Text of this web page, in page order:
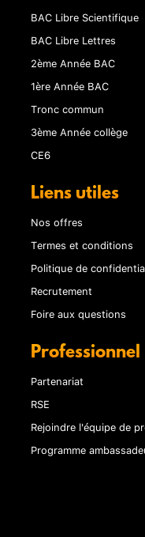
BAC Libre Scientifique
BAC Libre Lettres
2ème Année BAC
1ère Année BAC
Tronc commun
3ème Année collège
CE6
Liens utiles
Nos offres
Termes et conditions
Politique de
Recrutement
Foire aux questions
Professionnel
Partenariat
RSE
Rejoindre l'équipe de
Programme